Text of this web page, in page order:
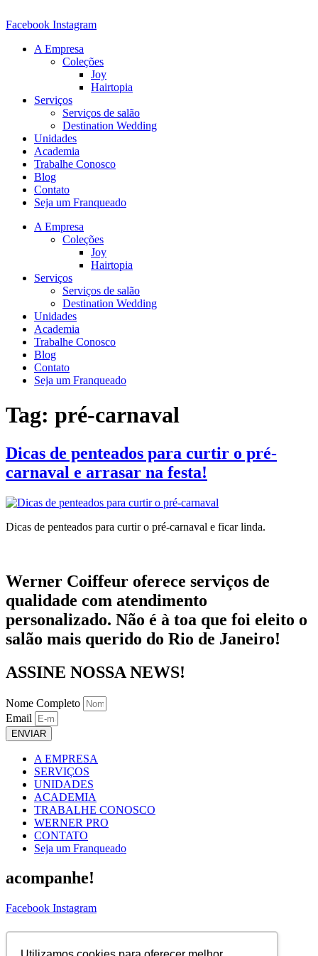
para
conteúdo
Facebook Instagram
A Empresa
Coleções
Joy
Hairtopia
Serviços
Serviços de salão
Destination Wedding
Unidades
Academia
Trabalhe Conosco
Blog
Contato
Seja um Franqueado
A Empresa
Coleções
Joy
Hairtopia
Serviços
Serviços de salão
Destination Wedding
Unidades
Academia
Trabalhe Conosco
Blog
Contato
Seja um Franqueado
Tag: pré-carnaval
Dicas de penteados para curtir o pré-
carnaval e arrasar na festa!
Dicas de penteados para curtir o pré-carnaval e ficar linda.
Werner Coiffeur oferece serviços de
qualidade com atendimento
personalizado. Não é à toa que foi eleito o
salão mais querido do Rio de Janeiro!
ASSINE NOSSA NEWS!
Nome Completo
Email
ENVIAR
A EMPRESA
SERVIÇOS
UNIDADES
ACADEMIA
TRABALHE CONOSCO
WERNER PRO
CONTATO
Seja um Franqueado
acompanhe!
Facebook Instagram
ASSINE NOSSA NEWS!